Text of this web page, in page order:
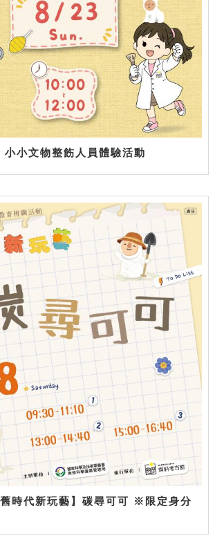
小小文物整飭人員體驗活動
舊時代新玩藝】碳尋可可 ※限定身分